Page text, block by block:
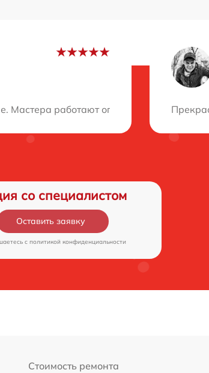
Мастера работают оперативно и
со специалистом
Оставить заявку
c политикой конфиденциальности
Стоимость ремонта